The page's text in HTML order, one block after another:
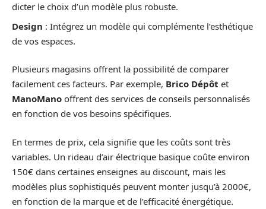
dicter le choix d’un modèle plus robuste.
Design : Intégrez un modèle qui complémente l’esthétique
de vos espaces.
Plusieurs magasins offrent la possibilité de comparer
facilement ces facteurs. Par exemple, Brico Dépôt et
ManoMano offrent des services de conseils personnalisés
en fonction de vos besoins spécifiques.
En termes de prix, cela signifie que les coûts sont très
variables. Un rideau d’air électrique basique coûte environ
150€ dans certaines enseignes au discount, mais les
modèles plus sophistiqués peuvent monter jusqu’à 2000€,
en fonction de la marque et de l’efficacité énergétique.